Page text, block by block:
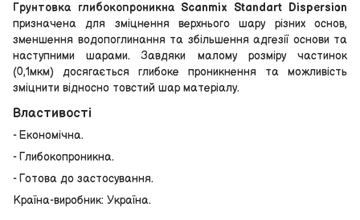
Грунтовка глибокопроникна Scanmix Standart Dispersion
призначена для зміцнення верхнього шару різних основ,
зменшення водопоглинання та збільшення адгезії основи та
наступними шарами. Завдяки малому розміру частинок
(0,1мкм) досягається глибоке проникнення та можливість
зміцнити відносно товстий шар матеріалу.
Властивості
- Економічна.
- Глибокопроникна.
- Готова до застосування.
Країна-виробник: Україна.